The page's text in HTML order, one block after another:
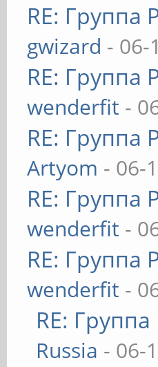
RE: Группа
gwizard - 06-
RE: Группа
wenderfit -
RE: Группа
Artyom - 06-
RE: Группа
wenderfit -
RE: Группа
wenderfit -
RE:
Russia - 06-